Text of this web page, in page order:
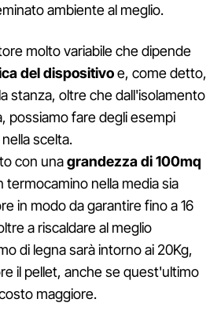
ambiente al meglio.
molto variabile che dipende
del dispositivoe, come detto,
stanza, oltre che dall'isolamento
possiamo fare degli esempi
scelta.
con unagrandezza di 100mq
termocamino nella media sia
in modo da garantire fino a 16
a riscaldare al meglio
di legna sarà intorno ai 20Kg,
il pellet, anche se quest'ultimo
maggiore.